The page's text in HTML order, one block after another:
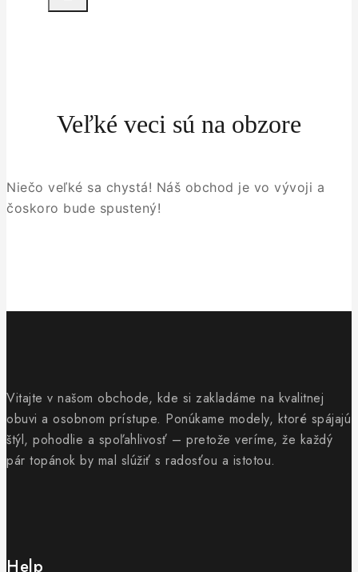
Veľké veci sú na obzore
Niečo veľké sa chystá! Náš obchod je vo vývoji a
čoskoro bude spustený!
Vitajte v našom obchode, kde si zakladáme na kvalitnej
obuvi a osobnom prístupe. Ponúkame modely, ktoré spájajú
štýl, pohodlie a spoľahlivosť – pretože veríme, že každý
pár topánok by mal slúžiť s radosťou a istotou.
Help